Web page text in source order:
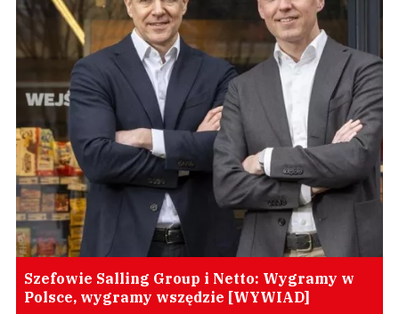
Szefowie Salling Group i Netto: Wygramy w
Polsce, wygramy wszędzie [WYWIAD]